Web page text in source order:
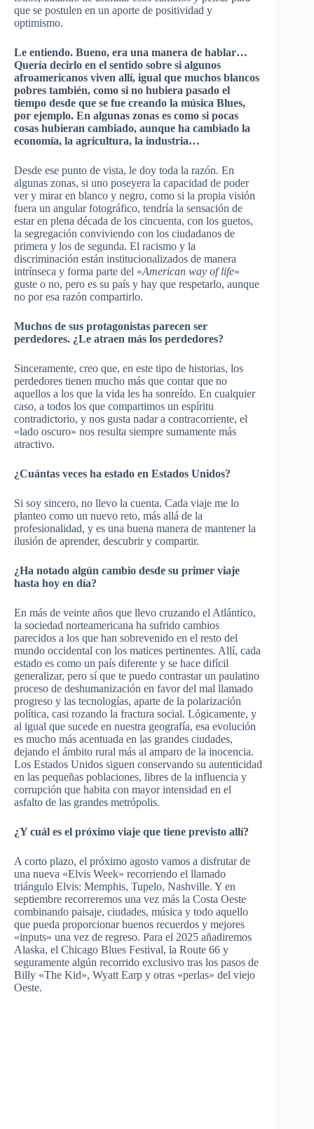
que se postulen en un aporte de positividad y
optimismo.
Le entiendo. Bueno, era una manera de hablar…
Quería decirlo en el sentido sobre si algunos
afroamericanos viven allí, igual que muchos blancos
pobres también, como si no hubiera pasado el
tiempo desde que se fue creando la música Blues,
por ejemplo. En algunas zonas es como si pocas
cosas hubieran cambiado, aunque ha cambiado la
economía, la agricultura, la industria…
Desde ese punto de vista, le doy toda la razón. En
algunas zonas, si uno poseyera la capacidad de poder
ver y mirar en blanco y negro, como si la propia visión
fuera un angular fotográfico, tendría la sensación de
estar en plena década de los cincuenta, con los guetos,
la segregación conviviendo con los ciudadanos de
primera y los de segunda. El racismo y la
discriminación están institucionalizados de manera
intrínseca y forma parte del «American way of life»
guste o no, pero es su país y hay que respetarlo, aunque
no por esa razón compartirlo.
Muchos de sus protagonistas parecen ser
perdedores. ¿Le atraen más los perdedores?
Sinceramente, creo que, en este tipo de historias, los
perdedores tienen mucho más que contar que no
aquellos a los que la vida les ha sonreído. En cualquier
caso, a todos los que compartimos un espíritu
contradictorio, y nos gusta nadar a contracorriente, el
«lado oscuro» nos resulta siempre sumamente más
atractivo.
¿Cuántas veces ha estado en Estados Unidos?
Si soy sincero, no llevo la cuenta. Cada viaje me lo
planteo como un nuevo reto, más allá de la
profesionalidad, y es una buena manera de mantener la
ilusión de aprender, descubrir y compartir.
¿Ha notado algún cambio desde su primer viaje
hasta hoy en día?
En más de veinte años que llevo cruzando el Atlántico,
la sociedad norteamericana ha sufrido cambios
parecidos a los que han sobrevenido en el resto del
mundo occidental con los matices pertinentes. Allí, cada
estado es como un país diferente y se hace difícil
generalizar, pero sí que te puedo contrastar un paulatino
proceso de deshumanización en favor del mal llamado
progreso y las tecnologías, aparte de la polarización
política, casi rozando la fractura social. Lógicamente, y
al igual que sucede en nuestra geografía, esa evolución
es mucho más acentuada en las grandes ciudades,
dejando el ámbito rural más al amparo de la inocencia.
Los Estados Unidos siguen conservando su autenticidad
en las pequeñas poblaciones, libres de la influencia y
corrupción que habita con mayor intensidad en el
asfalto de las grandes metrópolis.
¿Y cuál es el próximo viaje que tiene previsto allí?
A corto plazo, el próximo agosto vamos a disfrutar de
una nueva «Elvis Week» recorriendo el llamado
triángulo Elvis: Memphis, Tupelo, Nashville. Y en
septiembre recorreremos una vez más la Costa Oeste
combinando paisaje, ciudades, música y todo aquello
que pueda proporcionar buenos recuerdos y mejores
«inputs» una vez de regreso. Para el 2025 añadiremos
Alaska, el Chicago Blues Festival, la Route 66 y
seguramente algún recorrido exclusivo tras los pasos de
Billy «The Kid», Wyatt Earp y otras «perlas» del viejo
Oeste.